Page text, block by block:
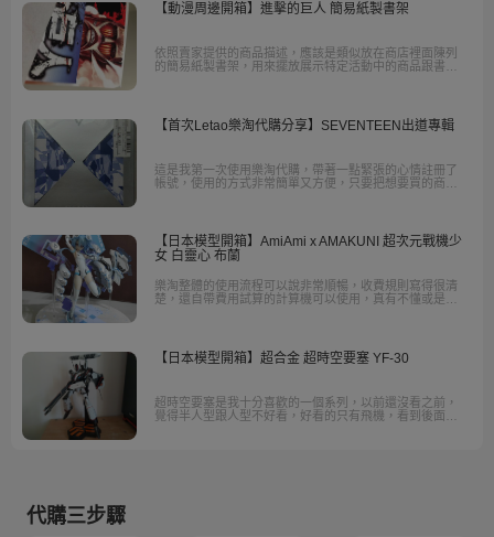
【動漫周邊開箱】進擊的巨人 簡易紙製書架
依照賣家提供的商品描述，應該是類似放在商店裡面陳列
的簡易紙製書架，用來擺放展示特定活動中的商品跟書
【首次Letao樂淘代購分享】SEVENTEEN出道專輯
這是我第一次使用樂淘代購，帶著一點緊張的心情註冊了
帳號，使用的方式非常簡單又方便，只要把想要買的商品
【日本模型開箱】AmiAmi x AMAKUNI 超次元戰機少
女 白靈心 布蘭
樂淘整體的使用流程可以說非常順暢，收費規則寫得很清
楚，還自帶費用試算的計算機可以使用，真有不懂或是需
【日本模型開箱】超合金 超時空要塞 YF-30
超時空要塞是我十分喜歡的一個系列，以前還沒看之前，
覺得半人型跟人型不好看，好看的只有飛機，看到後面，
代購三步驟